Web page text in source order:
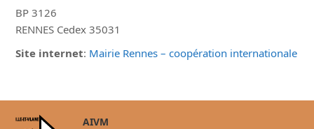
BP 3126
RENNES Cedex 35031
Site internet: Mairie Rennes – coopération internationale
AIVM